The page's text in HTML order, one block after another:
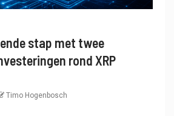
stap met twee
rond XRP
Timo Hogenbosch